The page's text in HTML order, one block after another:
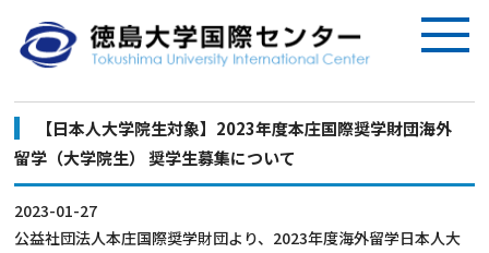
【日本人大学院生対象】2023年度本庄国際奨学財団海外
留学（大学院生） 奨学生募集について
2023-01-27
公益社団法人本庄国際奨学財団より、2023年度海外留学日本人大